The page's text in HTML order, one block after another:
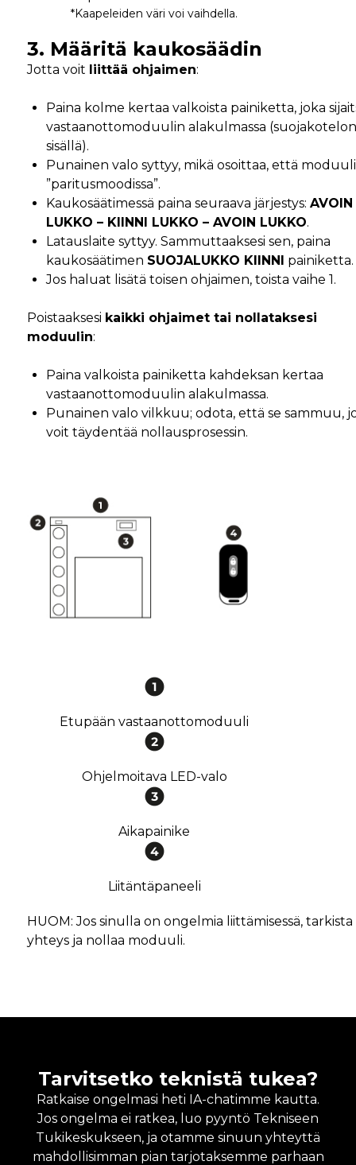
*Kaapeleiden väri voi vaihdella.
3. Määritä kaukosäädin
Jotta voit liittää ohjaimen:
Paina kolme kertaa valkoista painiketta, joka
vastaanottomoduulin alakulmassa (suojakotelon
sisällä).
Punainen valo syttyy, mikä osoittaa, että
”paritusmoodissa”.
Kaukosäätimessä paina seuraava järjestys: AVOIN
LUKKO – KIINNI LUKKO – AVOIN LUKKO.
Latauslaite syttyy. Sammuttaaksesi sen, paina
kaukosäätimen SUOJALUKKO KIINNI painiketta.
Jos haluat lisätä toisen ohjaimen, toista vaihe 1.
Poistaaksesi kaikki ohjaimet tai nollataksesi
moduulin:
Paina valkoista painiketta kahdeksan kertaa
vastaanottomoduulin alakulmassa.
Punainen valo vilkkuu; odota, että se sammuu,
voit täydentää nollausprosessin.
Etupään vastaanottomoduuli
Ohjelmoitava LED-valo
Aikapainike
Liitäntäpaneeli
HUOM: Jos sinulla on ongelmia liittämisessä, tarkista
yhteys ja nollaa moduuli.
Tarvitsetko teknistä tukea?
Ratkaise ongelmasi heti IA-chatimme kautta.
Jos ongelma ei ratkea, luo pyyntö Tekniseen
Tukikeskukseen, ja otamme sinuun yhteyttä
mahdollisimman pian tarjotaksemme parhaan